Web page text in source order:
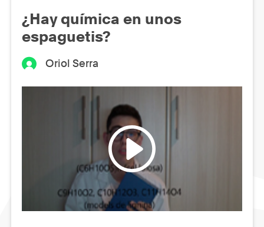
¿Hay química en unos
espaguetis?
Oriol Serra